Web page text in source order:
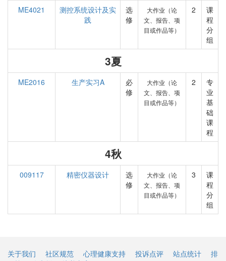
ME4021
测控系统设计及实
践
选
修
大作业（论
文、报告、项
目或作品等）
2
课
程
分
组
3夏
ME2016 生产实习A
必
修
大作业（论
文、报告、项
目或作品等）
2
专
业
基
础
课
程
4秋
009117 精密仪器设计
选
修
大作业（论
文、报告、项
目或作品等）
3
课
程
分
组
关于我们 社区规范 心理健康支持 投诉点评 站点统计
排